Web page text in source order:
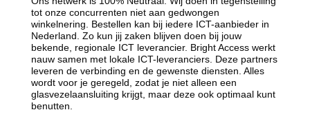
tot onze concurrenten niet aan gedwongen
winkelnering. Bestellen kan bij iedere ICT-aanbieder in
Nederland. Zo kun jij zaken blijven doen bij jouw
bekende, regionale ICT leverancier. Bright Access werkt
nauw samen met lokale ICT-leveranciers. Deze partners
leveren de verbinding en de gewenste diensten. Alles
wordt voor je geregeld, zodat je niet alleen een
glasvezelaansluiting krijgt, maar deze ook optimaal kunt
benutten.